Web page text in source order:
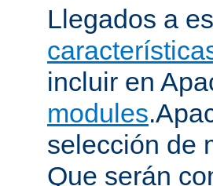
Llegados a
incluir en
modules
selección de
Que serán